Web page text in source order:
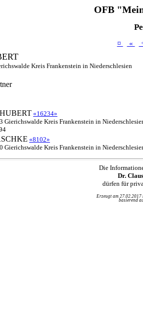
OFB
¤ «
Kreis Frankenstein in Niederschlesien
«16234»
Gierichswalde Kreis Frankenstein in
«8102»
Gierichswalde Kreis Frankenstein in
Die
Dr.
dürfen für
Erzeugt am
basierend